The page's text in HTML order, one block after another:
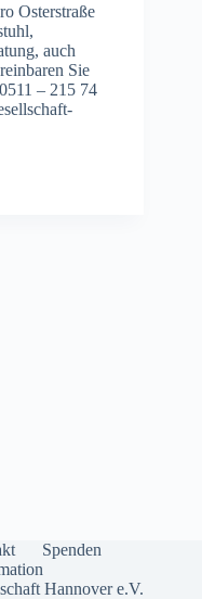
Osterstraße
auch
Sie
– 215 74
Spenden
Hannover e.V.